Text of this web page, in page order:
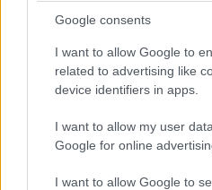
Google consents
I want to allow Google to
related to advertising like
device identifiers in apps.
I want to allow my user
Google for online
I want to allow Google to
και μάθετε πρώτοι